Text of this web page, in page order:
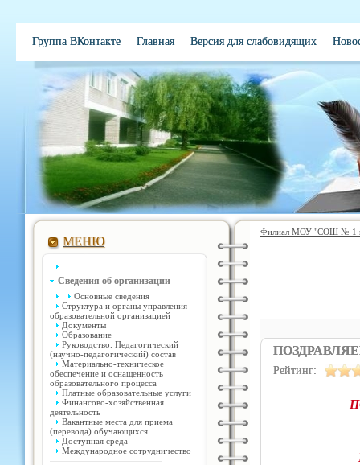
Группа ВКонтакте Главная Версия для слабовидящих
Электронная школа Обратная связь Вакансии Контакты
МЕНЮ
Сведения об организации
Основные сведения
Структура и органы управления
образовательной организацией
Документы
Образование
Руководство. Педагогический
(научно-педагогический) состав
Материально-техническое
обеспечение и оснащенность
образовательного процесса
Платные образовательные услуги
Финансово-хозяйственная
деятельность
Вакантные места для приема
(перевода) обучающихся
Доступная среда
Международное сотрудничество
Филиал МОУ "СОШ № 1
Рейтинг: